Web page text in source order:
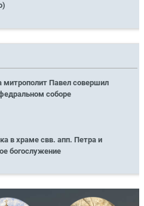
митрополит Павел совершил
соборе
в храме свв. апп. Петра и
богослужение